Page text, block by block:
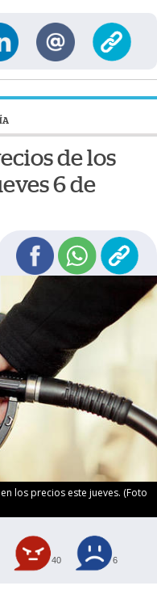
de los
6 de
los precios este jueves. (Foto
40 6